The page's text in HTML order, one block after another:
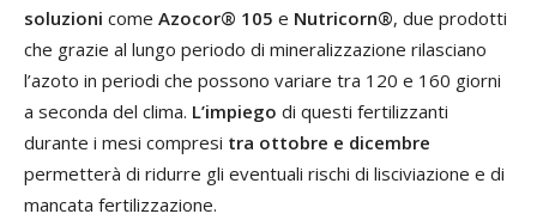
soluzioni come Azocor® 105 e Nutricorn®, due prodotti
che grazie al lungo periodo di mineralizzazione rilasciano
l’azoto in periodi che possono variare tra 120 e 160 giorni
a seconda del clima. L’impiego di questi fertilizzanti
durante i mesi compresi tra ottobre e dicembre
permetterà di ridurre gli eventuali rischi di lisciviazione e di
mancata fertilizzazione.